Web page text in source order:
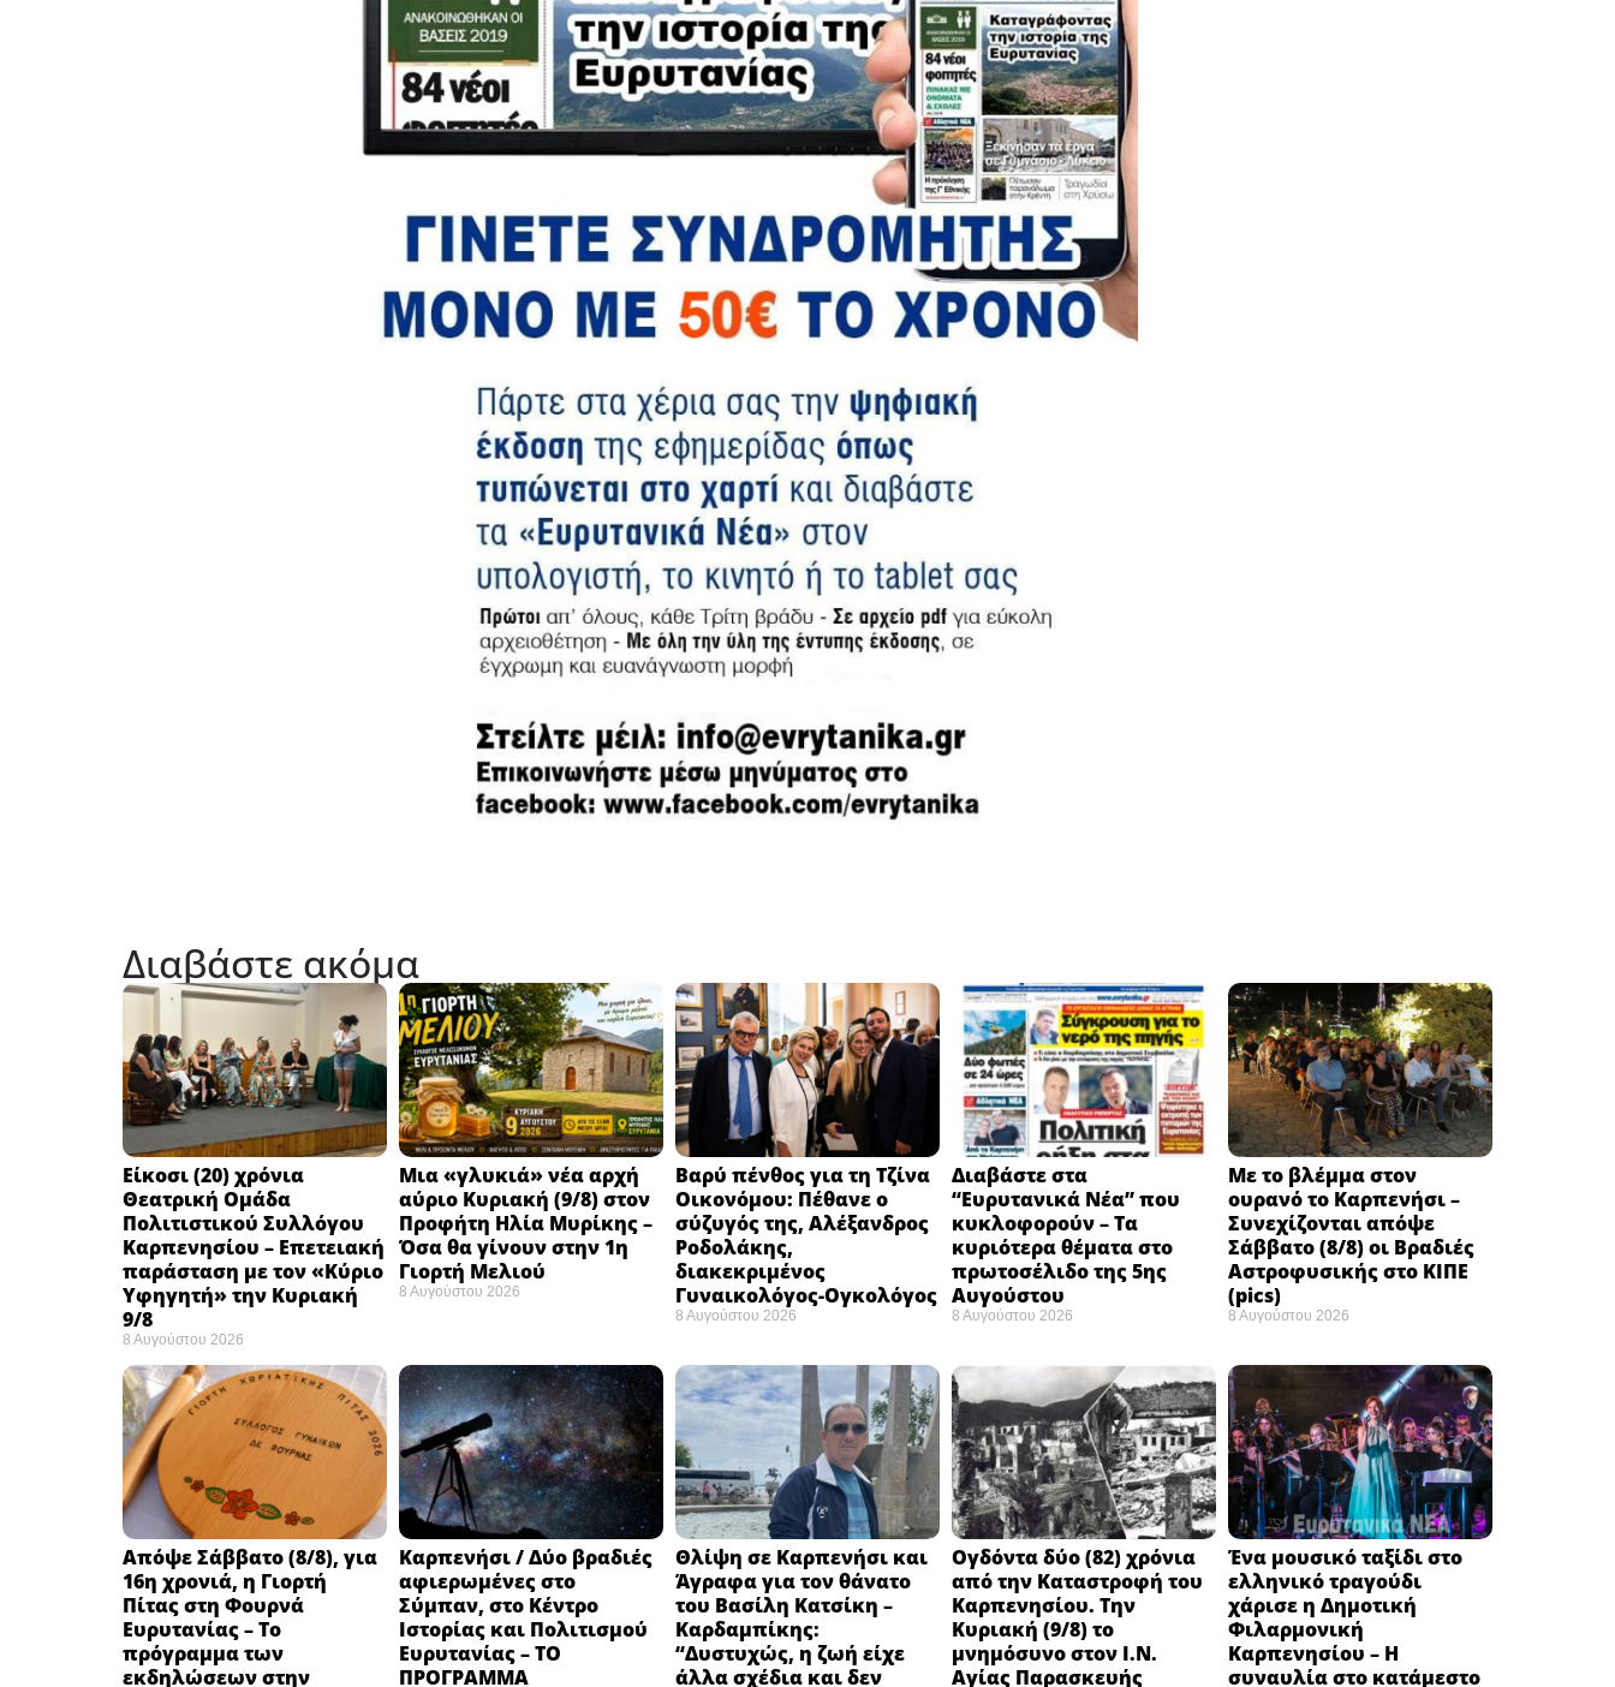
Διαβάστε ακόμα
Eίκοσι (20) χρόνια
Θεατρική Ομάδα
Πολιτιστικού Συλλόγου
Καρπενησίου – Επετειακή
παράσταση με τον «Κύριο
Υφηγητή» την Κυριακή
9/8
8 Αυγούστου 2026
Μια «γλυκιά» νέα αρχή
αύριο Κυριακή (9/8) στον
Προφήτη Ηλία Μυρίκης –
Όσα θα γίνουν στην 1η
Γιορτή Μελιού
8 Αυγούστου 2026
Βαρύ πένθος για τη Τζίνα
Οικονόμου: Πέθανε ο
σύζυγός της, Αλέξανδρος
Ροδολάκης,
διακεκριμένος
Γυναικολόγος-Ογκολόγος
8 Αυγούστου 2026
Διαβάστε στα
“Ευρυτανικά Νέα” που
κυκλοφορούν – Τα
κυριότερα θέματα στο
πρωτοσέλιδο της 5ης
Αυγούστου
8 Αυγούστου 2026
Με το βλέμμα στον
ουρανό το Καρπενήσι –
Συνεχίζονται απόψε
Σάββατο (8/8) οι Βραδιές
Αστροφυσικής στο ΚΙΠΕ
(pics)
8 Αυγούστου 2026
Απόψε Σάββατο (8/8), για
16η χρονιά, η Γιορτή
Πίτας στη Φουρνά
Ευρυτανίας – Το
πρόγραμμα των
εκδηλώσεων στην
Καρπενήσι / Δύο βραδιές
αφιερωμένες στο
Σύμπαν, στο Κέντρο
Ιστορίας και Πολιτισμού
Ευρυτανίας – ΤΟ
ΠΡΟΓΡΑΜΜΑ
Θλίψη σε Καρπενήσι και
Άγραφα για τον θάνατο
του Βασίλη Κατσίκη –
Καρδαμπίκης:
“Δυστυχώς, η ζωή είχε
άλλα σχέδια και δεν
Ογδόντα δύο (82) χρόνια
από την Καταστροφή του
Καρπενησίου. Την
Κυριακή (9/8) το
μνημόσυνο στον Ι.Ν.
Αγίας Παρασκευής
Ένα μουσικό ταξίδι στο
ελληνικό τραγούδι
χάρισε η Δημοτική
Φιλαρμονική
Καρπενησίου – Η
συναυλία στο κατάμεστο